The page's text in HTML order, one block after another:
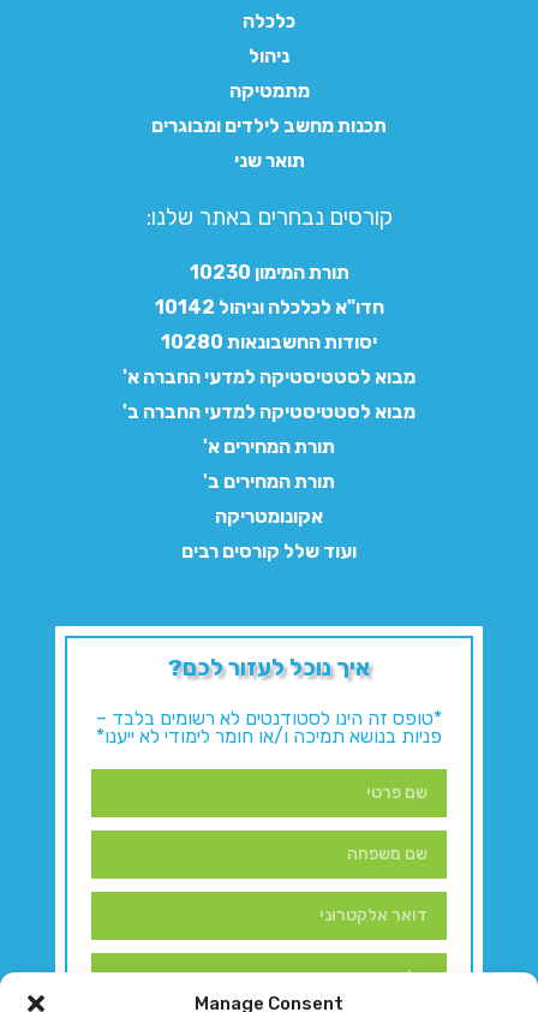
Manage Consent
כלכלה
ניהול
מתמטיקה
תכנות מחשב לילדים ומבוגרים
תואר שני
קורסים נבחרים באתר שלנו:​
תורת המימון 10230
חדו"א לכלכלה וניהול 10142
יסודות החשבונאות 10280
מבוא לסטטיסטיקה למדעי החברה א'
מבוא לסטטיסטיקה למדעי החברה ב'
תורת המחירים א'
תורת המחירים ב'
אקונומטריקה
ועוד שלל קורסים רבים
איך נוכל לעזור לכם?
*טופס זה הינו לסטודנטים לא רשומים בלבד –
פניות בנושא תמיכה ו/או חומר לימודי לא ייענו*